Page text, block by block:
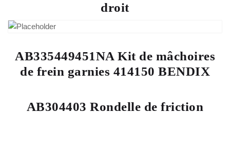
droit
AB335449451NA Kit de mâchoires
de frein garnies 414150 BENDIX
AB304403 Rondelle de friction